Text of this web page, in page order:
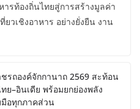
รท้องถิ่นไทยสู่การสร้างมูลค่า
ยวเชิงอาหาร อย่างยั่งยืน งาน
รถองค์จักกานาถ 2569 สะท้อน
ย–อินเดีย พร้อมยกย่องพลัง
อทุกภาคส่วน